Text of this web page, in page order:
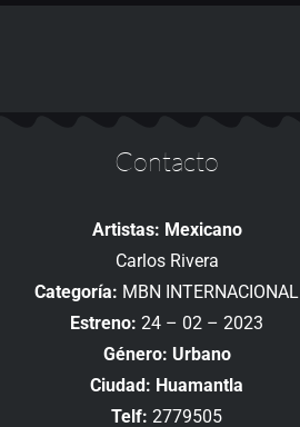
Contacto
Artistas: Mexicano
Carlos Rivera
Categoría: MBN INTERNACIONAL
Estreno: 24 – 02 – 2023
Género: Urbano
Ciudad: Huamantla
Telf: 2779505